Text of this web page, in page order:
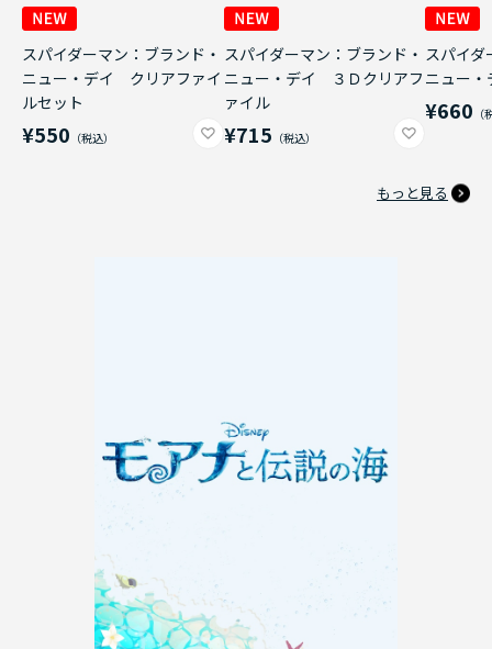
スパイダーマン：ブランド・
ニュー・デイ クリアファイ
ルセット
¥550
スパイダーマン：ブランド・
ニュー・デイ ３Ｄクリアフ
ァイル
¥715
スパイダ
ニュー
¥660
もっと見る